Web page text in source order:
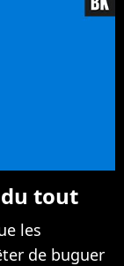
du tout
les
de buguer